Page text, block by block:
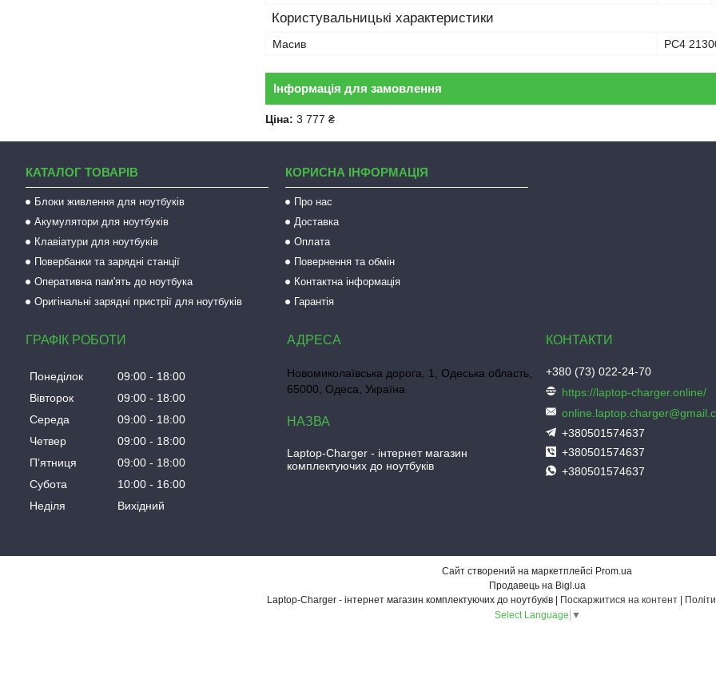
Користувальницькі характеристики
Масив PC4
Інформація для замовлення
Ціна: 3 777 ₴
КАТАЛОГ ТОВАРІВ
Блоки живлення для ноутбуків
Акумулятори для ноутбуків
Клавіатури для ноутбуків
Повербанки та зарядні станції
Оперативна пам'ять до ноутбука
Оригінальні зарядні пристрії для ноутбуків
КОРИСНА ІНФОРМАЦІЯ
Про нас
Доставка
Оплата
Повернення та обмін
Контактна інформація
Гарантія
ГРАФІК РОБОТИ
Понеділок 09:00
18:00
Вівторок
09:00
18:00
Середа
09:00
18:00
Четвер
09:00
18:00
Пʼятниця
09:00
18:00
Субота
10:00
16:00
Неділя
Вихідний
Новомиколаївська дорога, 1, Одеська область,
65000, Одеса, Україна
Laptop-Charger - інтернет магазин
комплектуючих до ноутбуків
+380 (73) 022-24-70
https://laptop-charger.online/
+380501574637
+380501574637
+380501574637
Сайт створений на маркетплейсі Prom.ua
Продавець на Bigl.ua
Поскаржитися на контент
Select Language ▼